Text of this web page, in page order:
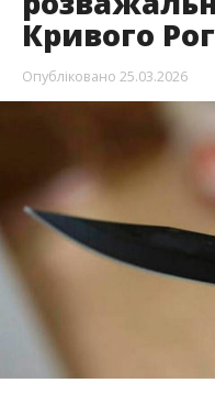
Кривого
Опубліковано 25.03.2026